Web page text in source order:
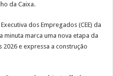
da Caixa.
dos Empregados (CEE) da
minuta marca uma nova etapa da
2026 e expressa a construção